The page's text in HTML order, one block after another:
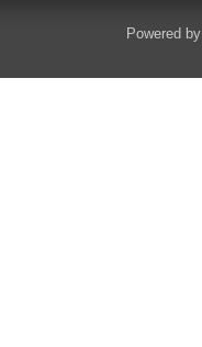
Powered by